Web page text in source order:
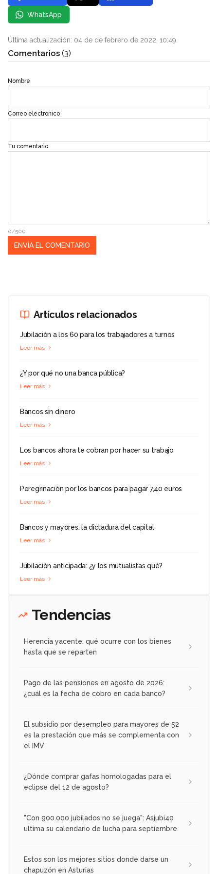
WhatsApp
Última actualización: 04 de de febrero de 2022, 10:49
Comentarios (3)
Nombre
Correo electrónico
Tu comentario
0/500
Artículos relacionados
Jubilación a los 60 para los trabajadores a turnos
Leer más
¿Y por qué no una banca pública?
Leer más
Bancos sin dinero
Leer más
Los bancos ahora te cobran por hacer su trabajo
Leer más
Peregrinación por los bancos para pagar 7,40 euros
Leer más
Bancos y mayores: la dictadura del capital
Leer más
Jubilación anticipada: ¿y los mutualistas qué?
Leer más
Tendencias
Herencia yacente: qué ocurre con los bienes
hasta que se reparten
Pago de las pensiones en agosto de 2026:
¿cuál es la fecha de cobro en cada banco?
El subsidio por desempleo para mayores de 52
es la prestación que más se complementa con
el IMV
¿Dónde comprar gafas homologadas para el
eclipse del 12 de agosto?
"Con 900.000 jubilados no se juega": Asjubi40
ultima su calendario de lucha para septiembre
Estos son los mejores sitios donde darse un
chapuzón en Asturias